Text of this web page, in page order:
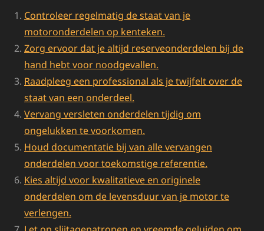
Controleer regelmatig de staat van je
motoronderdelen op kenteken.
Zorg ervoor dat je altijd reserveonderdelen bij de
hand hebt voor noodgevallen.
Raadpleeg een professional als je twijfelt over de
staat van een onderdeel.
Vervang versleten onderdelen tijdig om
ongelukken te voorkomen.
Houd documentatie bij van alle vervangen
onderdelen voor toekomstige referentie.
Kies altijd voor kwalitatieve en originele
onderdelen om de levensduur van je motor te
verlengen.